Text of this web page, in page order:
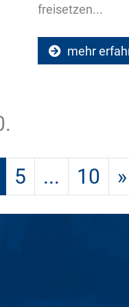
freisetzen...
mehr
5 ... 10 »